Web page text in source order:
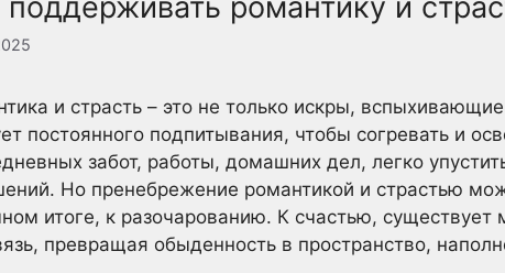
и страсть – это не только искры,
постоянного подпитывания, чтобы согревать и
забот, работы, домашних дел, легко
Но пренебрежение романтикой и страстью
итоге, к разочарованию. К счастью,
превращая обыденность в пространство,